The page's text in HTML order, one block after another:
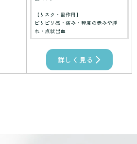
【リスク・副作用】
ピリピリ感・痛み・軽度の赤みや腫
れ・点状出血
詳しく見る